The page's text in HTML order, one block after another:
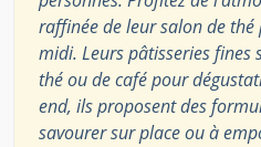
raffinée de leur salon de thé
midi. Leurs pâtisseries fines
thé ou de café pour
end, ils proposent des
savourer sur place ou à